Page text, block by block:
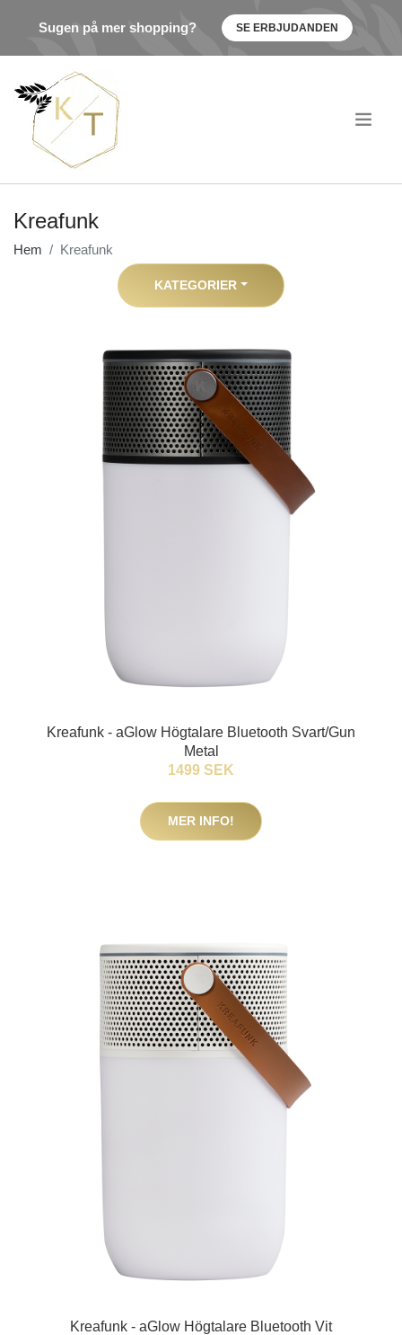
Sugen på mer shopping? SE ERBJUDANDEN
Kreafunk
Hem Kreafunk
KATEGORIER
Kreafunk - aGlow Högtalare Bluetooth Svart/Gun
Metal
1499 SEK
MER INFO!
Kreafunk - aGlow Högtalare Bluetooth Vit